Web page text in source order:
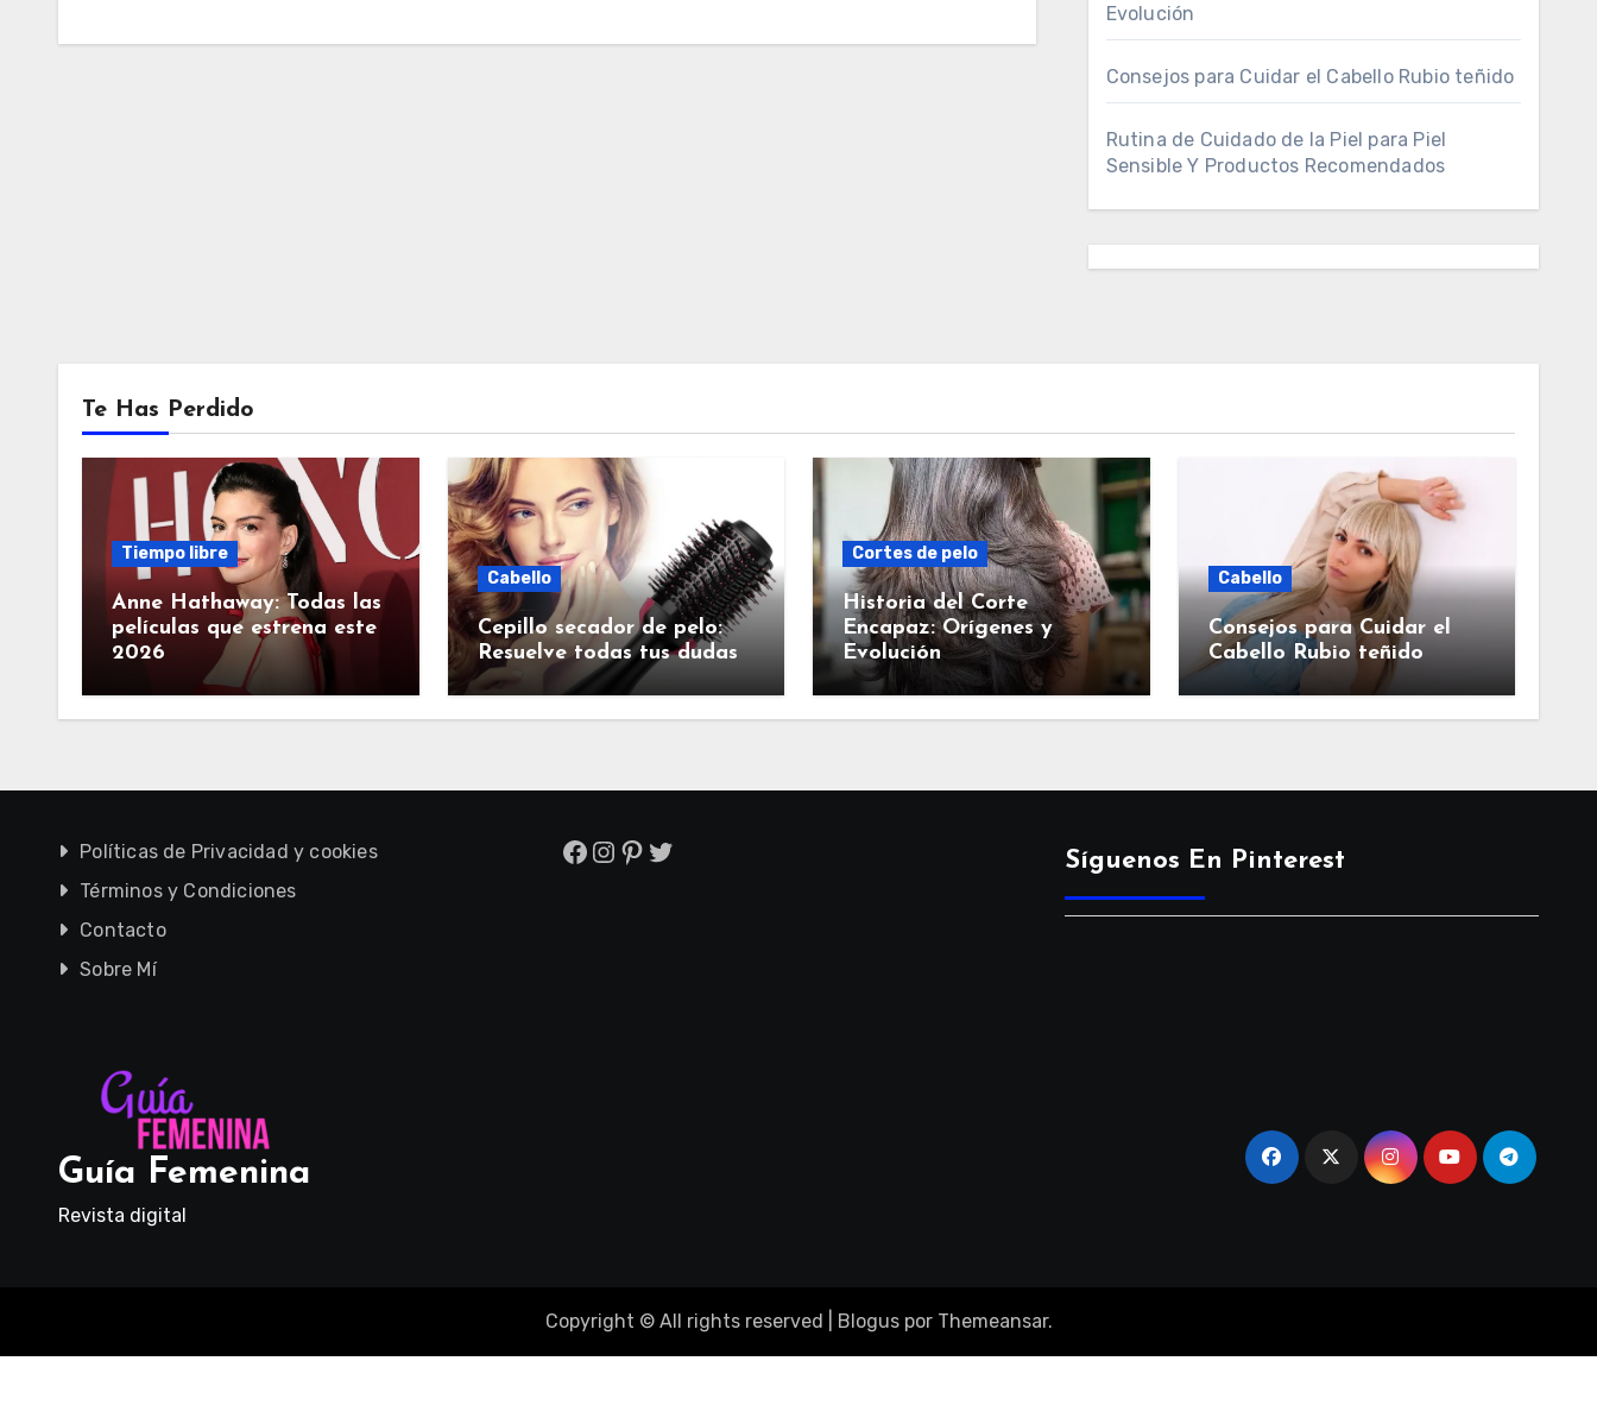
Evolución
Consejos para Cuidar el Cabello Rubio teñido
Rutina de Cuidado de la Piel para Piel
Sensible Y Productos Recomendados
Te Has Perdido
Tiempo libre
Anne Hathaway: Todas las
películas que estrena este
2026
Cabello
Cepillo secador de pelo:
Resuelve todas tus dudas
Cortes de pelo
Historia del Corte
Encapaz: Orígenes y
Evolución
Cabello
Consejos para Cuidar el
Cabello Rubio teñido
Políticas de Privacidad y cookies
Términos y Condiciones
Contacto
Sobre Mí
Facebook
Instagram
Pinterest
Twitter Síguenos En Pinterest
Guía Femenina
Revista digital
Copyright © All rights reserved Bloguspor Themeansar.